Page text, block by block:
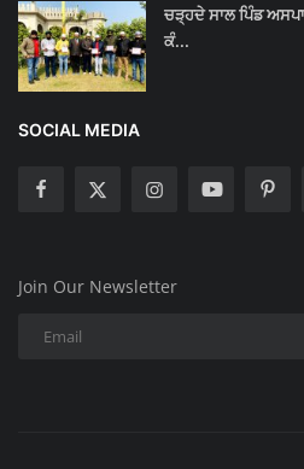
ਚੜ੍ਹਦੇ ਸਾਲ ਪਿੰਡ
ਕੰ...
SOCIAL MEDIA
Join Our Newsletter